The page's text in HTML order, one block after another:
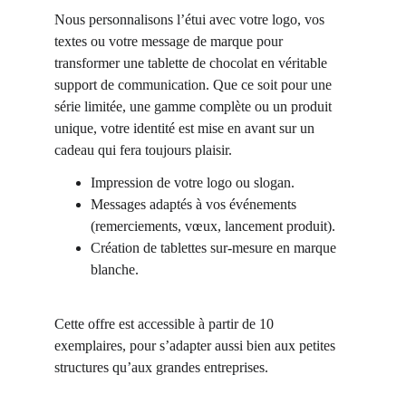
Nous personnalisons l’étui avec votre logo, vos
textes ou votre message de marque pour
transformer une tablette de chocolat en véritable
support de communication. Que ce soit pour une
série limitée, une gamme complète ou un produit
unique, votre identité est mise en avant sur un
cadeau qui fera toujours plaisir.
Impression de votre logo ou slogan.
Messages adaptés à vos événements
(remerciements, vœux, lancement produit).
Création de tablettes sur-mesure en marque
blanche.
Cette offre est accessible à partir de 10
exemplaires, pour s’adapter aussi bien aux petites
structures qu’aux grandes entreprises.